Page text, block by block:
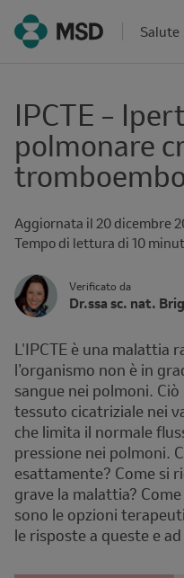
Salute
IPCTE –
polmonare
Aggiornata il 20 dicembre
Reading
Tempo di lettura di 10
Verificato da
Author's
Avatar
Name
Affiliation
Dr.ssa sc. nat.
L'IPCTE è una malattia
l’organismo non è in
sangue nei polmoni.
tessuto cicatriziale nei
che limita il normale
pressione nei polmoni.
esattamente? Come si
grave la malattia?
sono le opzioni
le risposte a queste e